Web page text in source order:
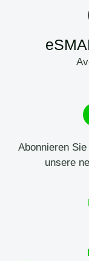
Abonnieren
unsere